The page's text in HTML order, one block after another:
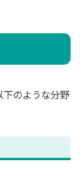
下のような分野